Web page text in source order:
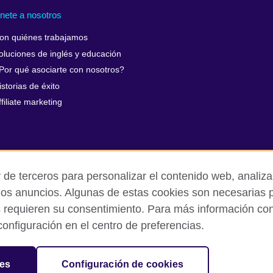
a nosotros
quiénes trabajamos
de inglés y educación
qué asociarte con nosotros?
de éxito
marketing
y condiciones de uso Cookies Mapa del sitio
Wales) SC037733 (Scotland).
terceros para personalizar el contenido web,
anuncios. Algunas de estas cookies son necesarias
su consentimiento. Para más información
en el centro de preferencias.
Configuración de cookies